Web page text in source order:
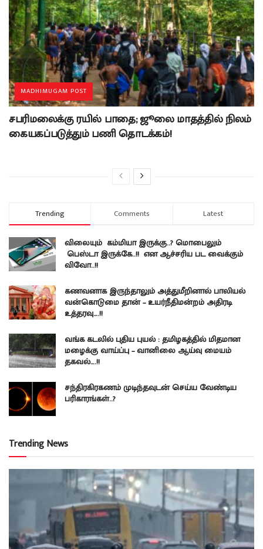
MADHIMUGAM POST
சபரிமலைக்கு ரயில் பாதை; ஜூலை மாதத்தில் நிலம்
கையகப்படுத்தும் பணி தொடக்கம்!
Trending Comments Latest
விலையும் கம்மியா இருக்கு..? மொபைலும்
பெஸ்டா இருக்கே..!! என ஆச்சரிய பட வைக்கும்
விவோ..!!
கணவனாக இருந்தாலும் அத்துமீறினால் பாலியல்
வன்கொடுமை தான் – உயர்நீதிமன்றம் அதிரடி
உத்தரவு….!!
வங்க கடலில் புதிய புயல் : தமிழகத்தில் மிதமான
மழைக்கு வாய்ப்பு – வானிலை ஆய்வு மையம்
தகவல்….!!
சந்திரகிரகணம் முடிந்தவுடன் செய்ய வேண்டிய
பரிகாரங்கள்..?
Trending News